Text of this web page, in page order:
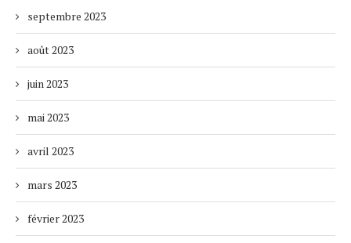
septembre 2023
août 2023
juin 2023
mai 2023
avril 2023
mars 2023
février 2023